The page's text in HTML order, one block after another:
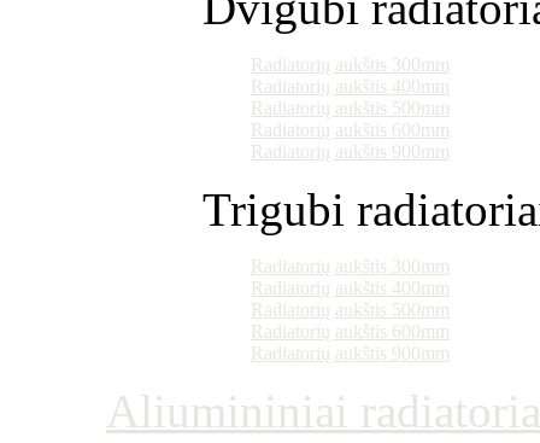
Radiatorių aukštis 300mm
Radiatorių aukštis 400mm
Radiatorių aukštis 500mm
Radiatorių aukštis 600mm
Radiatorių aukštis 900mm
Trigubi
Radiatorių aukštis 300mm
Radiatorių aukštis 400mm
Radiatorių aukštis 500mm
Radiatorių aukštis 600mm
Radiatorių aukštis 900mm
Aliumininiai